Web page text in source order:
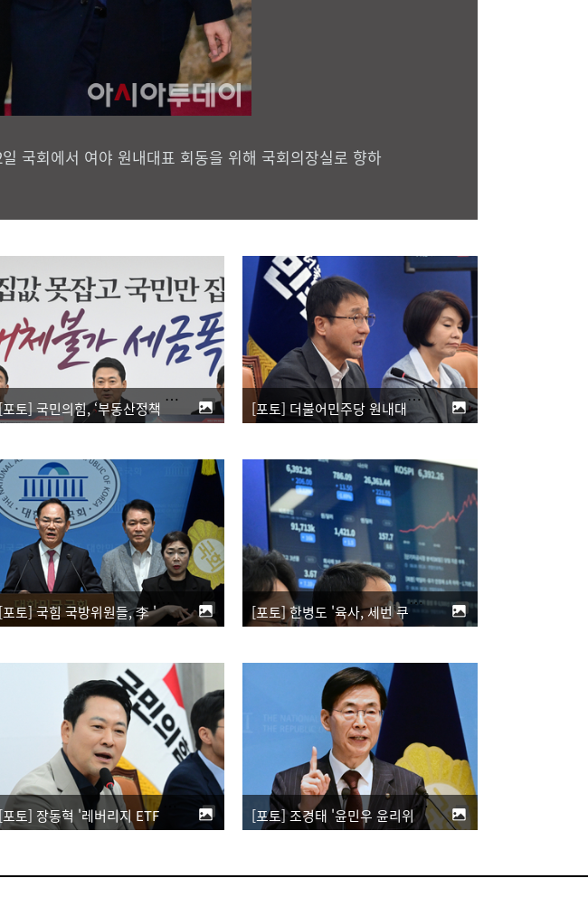
국회에서 여야 원내대표 회동을 위해 국회의장실로 향하
[포토] 더불어민주당 원내대책회의
[포토] 국힘 국방위원들, 李 '육사 쿠데타' 발언 관련 기자회견 [포토] 한병도 '육사, 세번 쿠데타 책임 안져...국군사관학교 창설은 시대흐름'
[포토] 조경태 '윤민우 윤리위원장 즉각 사퇴하고 한동훈 제명 철회해야'